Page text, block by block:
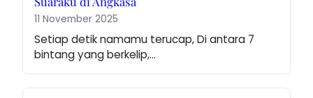
11 November 2025
Setiap detik namamu terucap, Di antara 7
bintang yang berkelip,…